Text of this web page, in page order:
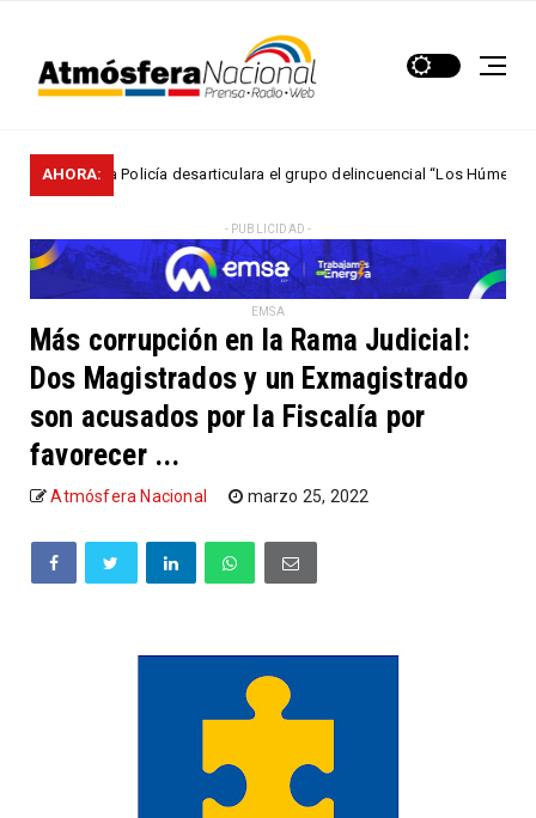
AHORA:
que la Policía desarticulara el grupo delincuencial “Los Húmedos“
- PUBLICIDAD -
EMSA
Más corrupción en la Rama Judicial:
Dos Magistrados y un Exmagistrado
son acusados por la Fiscalía por
favorecer ...
Atmósfera Nacional marzo 25, 2022